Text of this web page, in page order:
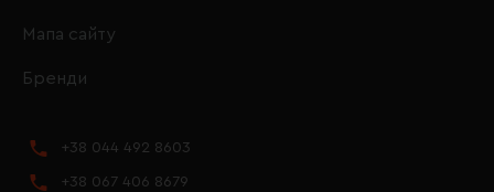
Мапа сайту
Бренди
+38 044 492 8603
+38 067 406 8679